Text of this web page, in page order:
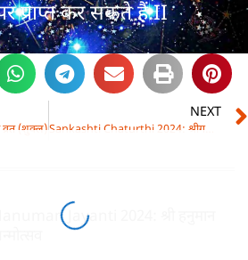
प्राप्त कर सकते हैं.II
(शुक्ल)
NEXT
Sankashti Chaturthi 2024: श्रीगणेश संकष्ट चतुर्थी
Hanuman Jayanti 2024: श्री हनुमान